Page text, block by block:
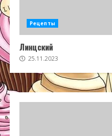
Рецепты
Линцский
25.11.2023